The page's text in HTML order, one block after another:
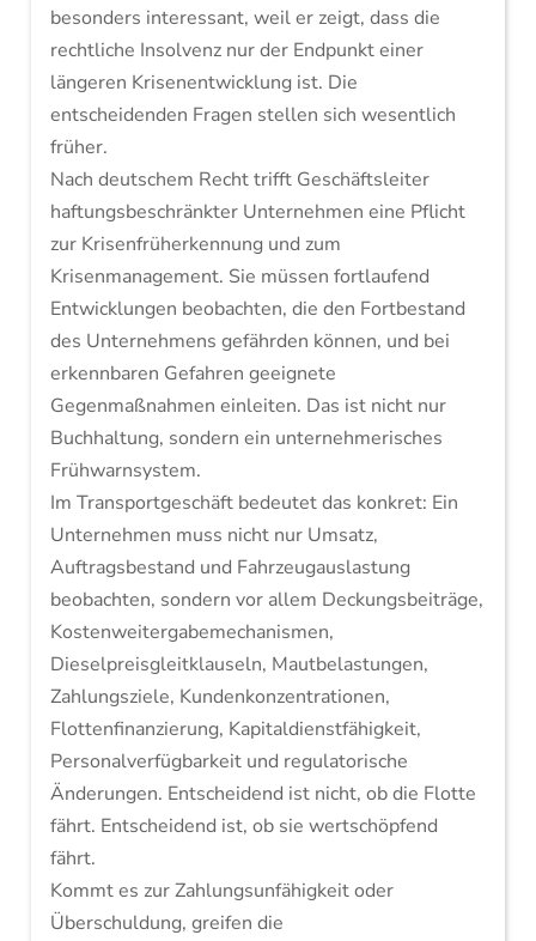
besonders interessant, weil er zeigt, dass die
rechtliche Insolvenz nur der Endpunkt einer
längeren Krisenentwicklung ist. Die
entscheidenden Fragen stellen sich wesentlich
früher.
Nach deutschem Recht trifft Geschäftsleiter
haftungsbeschränkter Unternehmen eine Pflicht
zur Krisenfrüherkennung und zum
Krisenmanagement. Sie müssen fortlaufend
Entwicklungen beobachten, die den Fortbestand
des Unternehmens gefährden können, und bei
erkennbaren Gefahren geeignete
Gegenmaßnahmen einleiten. Das ist nicht nur
Buchhaltung, sondern ein unternehmerisches
Frühwarnsystem.
Im Transportgeschäft bedeutet das konkret: Ein
Unternehmen muss nicht nur Umsatz,
Auftragsbestand und Fahrzeugauslastung
beobachten, sondern vor allem Deckungsbeiträge,
Kostenweitergabemechanismen,
Dieselpreisgleitklauseln, Mautbelastungen,
Zahlungsziele, Kundenkonzentrationen,
Flottenfinanzierung, Kapitaldienstfähigkeit,
Personalverfügbarkeit und regulatorische
Änderungen. Entscheidend ist nicht, ob die Flotte
fährt. Entscheidend ist, ob sie wertschöpfend
fährt.
Kommt es zur Zahlungsunfähigkeit oder
Überschuldung, greifen die